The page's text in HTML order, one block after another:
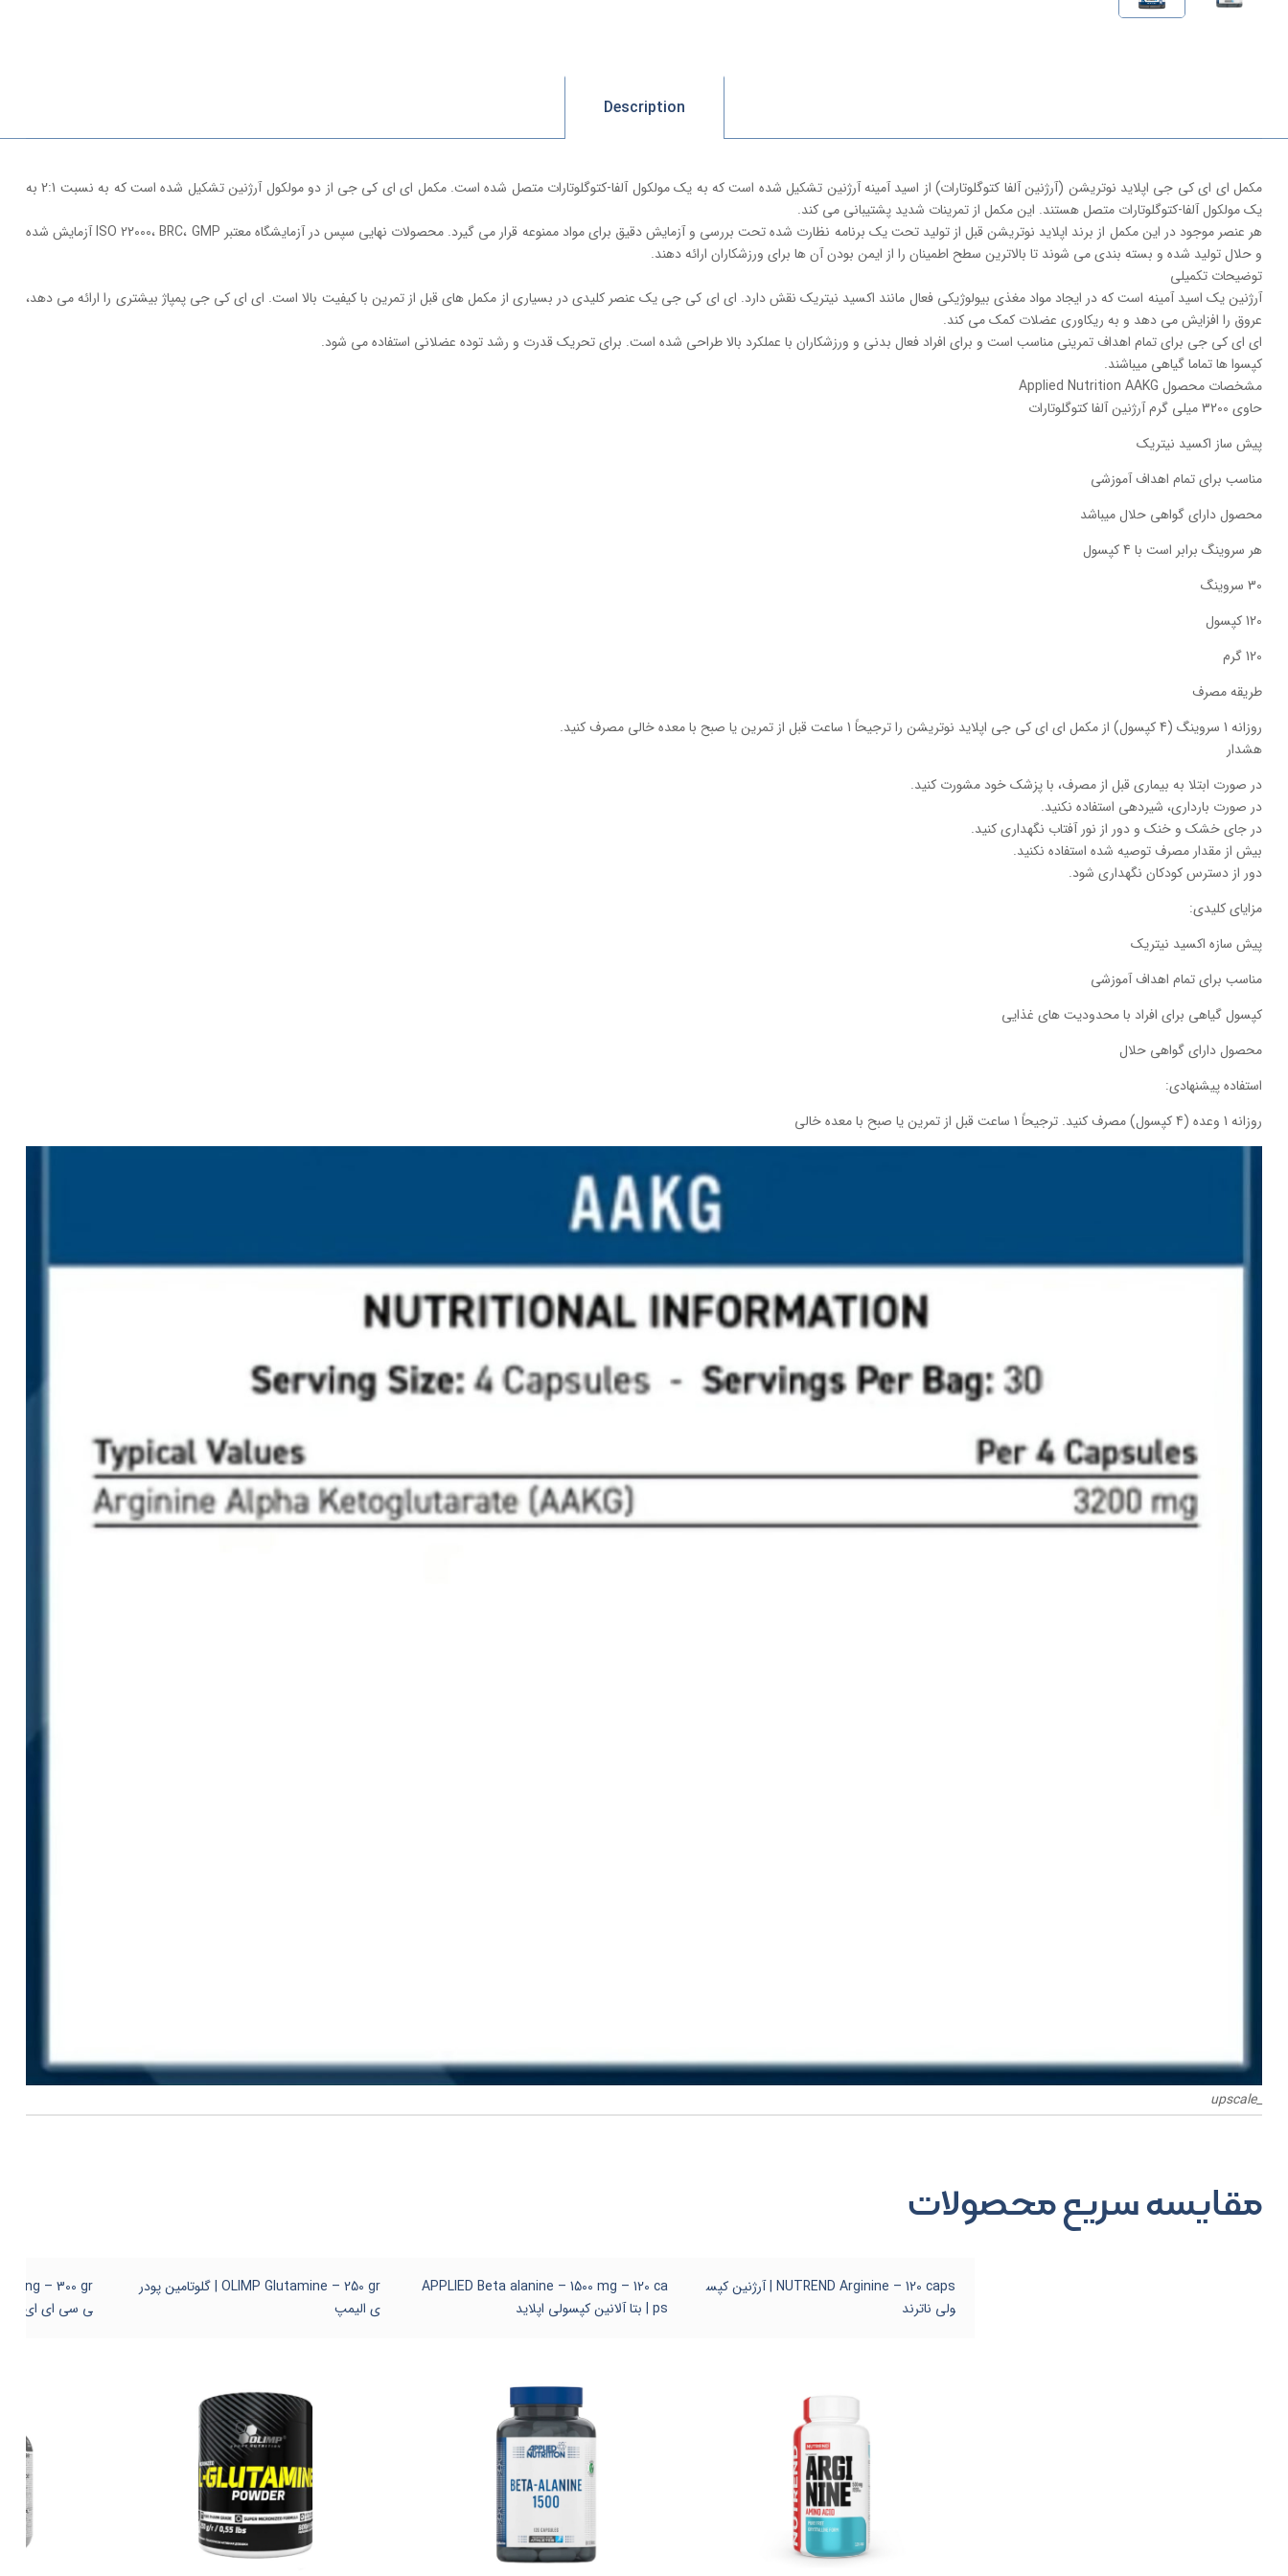
Description
مکمل ای ای کی جی اپلاید نوتریشن (آرژنین آلفا کتوگلوتارات) از اسید آمینه آرژنین تشکیل شده است که به یک مولکول آلفا-کتوگلوتارات متصل شده است. مکمل ای ای کی جی از دو مولکول آرژنین تشکیل شده است که به نسبت 2:1 به
یک مولکول آلفا-کتوگلوتارات متصل هستند. این مکمل از تمرینات شدید پشتیبانی می کند.
هر عنصر موجود در این مکمل از برند اپلاید نوتریشن قبل از تولید تحت یک برنامه نظارت شده تحت بررسی و آزمایش دقیق برای مواد ممنوعه قرار می گیرد. محصولات نهایی سپس در آزمایشگاه معتبر ISO 22000، BRC، GMP آزمایش شده
و حلال تولید شده و بسته بندی می شوند تا بالاترین سطح اطمینان را از ایمن بودن آن ها برای ورزشکاران ارائه دهند.
توضیحات تکمیلی
آرژنین یک اسید آمینه است که در ایجاد مواد مغذی بیولوژیکی فعال مانند اکسید نیتریک نقش دارد. ای ای کی جی یک عنصر کلیدی در بسیاری از مکمل های قبل از تمرین با کیفیت بالا است. ای ای کی جی پمپاژ بیشتری را ارائه می دهد،
عروق را افزایش می دهد و به ریکاوری عضلات کمک می کند.
ای ای کی جی برای تمام اهداف تمرینی مناسب است و برای افراد فعال بدنی و ورزشکاران با عملکرد بالا طراحی شده است. برای تحریک قدرت و رشد توده عضلانی استفاده می شود.
کپسوا ها تماما گیاهی میباشند.
مشخصات محصول Applied Nutrition AAKG
حاوی 3200 میلی گرم آرژنین آلفا کتوگلوتارات
پیش ساز اکسید نیتریک
مناسب برای تمام اهداف آموزشی
محصول دارای گواهی حلال میباشد
هر سروینگ برابر است با 4 کپسول
30 سروینگ
120 کپسول
120 گرم
طریقه مصرف
روزانه 1 سروینگ (4 کپسول) از مکمل ای ای کی جی اپلاید نوتریشن را ترجیحاً 1 ساعت قبل از تمرین یا صبح با معده خالی مصرف کنید.
هشدار
در صورت ابتلا به بیماری قبل از مصرف، با پزشک خود مشورت کنید.
در صورت بارداری، شیردهی استفاده نکنید.
در جای خشک و خنک و دور از نور آفتاب نگهداری کنید.
بیش از مقدار مصرف توصیه شده استفاده نکنید.
دور از دسترس کودکان نگهداری شود.
مزایای کلیدی:
پیش سازه اکسید نیتریک
مناسب برای تمام اهداف آموزشی
کپسول گیاهی برای افراد با محدودیت های غذایی
محصول دارای گواهی حلال
استفاده پیشنهادی:
روزانه 1 وعده (4 کپسول) مصرف کنید. ترجیحاً 1 ساعت قبل از تمرین یا صبح با معده خالی
_upscale
مقایسه سریع محصولات
NUTREND Arginine – 120 caps | آرژنین کپس
ولی ناترند
APPLIED Beta alanine – 1500 mg – 120 ca
ps | بتا آلانین کپسولی اپلاید
OLIMP Glutamine – 250 gr | گلوتامین پودر
ی الیمپ
ی سی ای ای